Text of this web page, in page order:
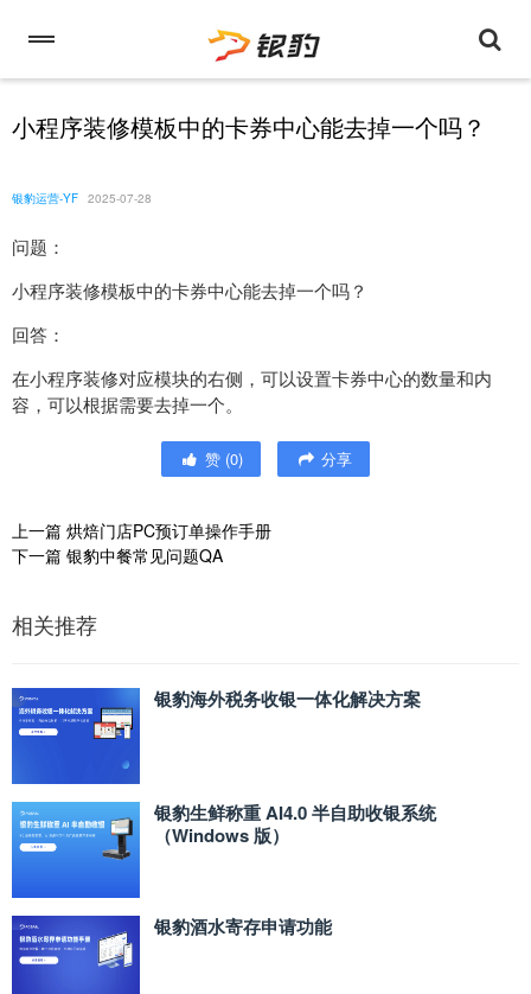
小程序装修模板中的卡券中心能去掉一个吗？
银豹运营-YF 2025-07-28
问题：
小程序装修模板中的卡券中心能去掉一个吗？
回答：
在小程序装修对应模块的右侧，可以设置卡券中心的数量和内
容，可以根据需要去掉一个。
赞 (0) 分享
上一篇 烘焙门店PC预订单操作手册
下一篇 银豹中餐常见问题QA
相关推荐
银豹海外税务收银一体化解决方案
银豹生鲜称重 AI4.0 半自助收银系统
（Windows 版）
银豹酒水寄存申请功能